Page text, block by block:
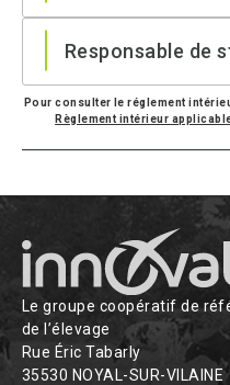
Responsable de
Pour consulter le réglement
Règlement intérieur
Le groupe coopératif de
de l’élevage
Rue Éric Tabarly
35530 NOYAL-SUR-VILAINE